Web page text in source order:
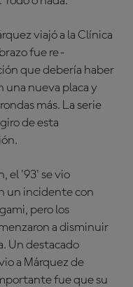
viajó a la Clínica
fue re-
que debería haber
una nueva placa y
más. La serie
de esta
el '93' se vio
un incidente con
pero los
a disminuir
Un destacado
a Márquez de
fue que su